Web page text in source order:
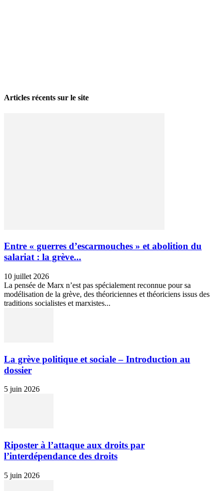
Articles récents sur le site
Entre « guerres d’escarmouches » et abolition du
salariat : la grève...
10 juillet 2026
La pensée de Marx n’est pas spécialement reconnue pour sa
modélisation de la grève, des théoriciennes et théoriciens issus des
traditions socialistes et marxistes...
La grève politique et sociale – Introduction au
dossier
5 juin 2026
Riposter à l’attaque aux droits par
l’interdépendance des droits
5 juin 2026